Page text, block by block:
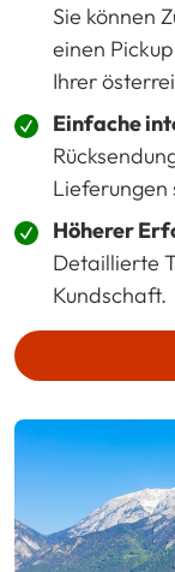
Sie können
einen
Ihrer
Einfache
Lieferungen
Höherer
Detaillierte
Kundschaft.